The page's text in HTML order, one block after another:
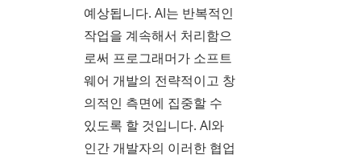
예상됩니다. AI는 반복적인
작업을 계속해서 처리함으
로써 프로그래머가 소프트
웨어 개발의 전략적이고 창
의적인 측면에 집중할 수
있도록 할 것입니다. AI와
인간 개발자의 이러한 협업